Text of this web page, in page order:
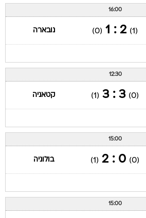
16:00
(1)
2 : 1
(0) נובארה
12:30
(0)
3 : 3
(1) קטאניה
15:00
(0)
0 : 2
(1) בולוניה
15:00